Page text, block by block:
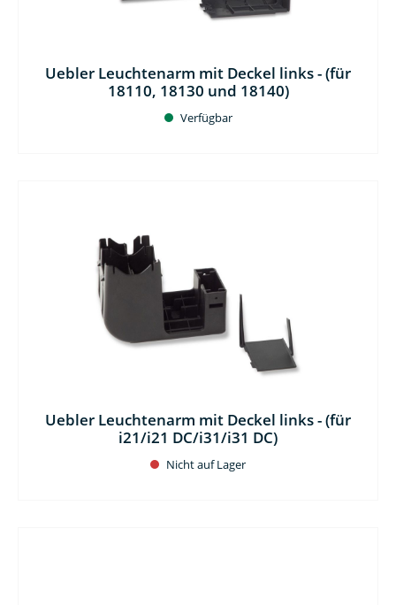
Uebler Leuchtenarm mit Deckel links - (für
18110, 18130 und 18140)
Verfügbar
Uebler Leuchtenarm mit Deckel links - (für
i21/i21 DC/i31/i31 DC)
Nicht auf Lager